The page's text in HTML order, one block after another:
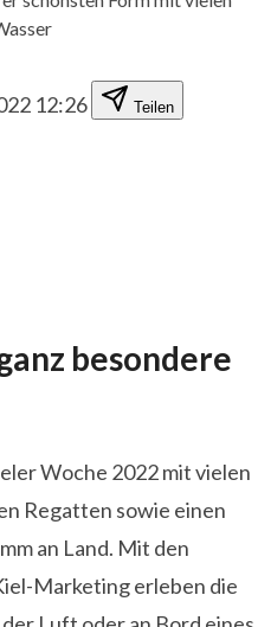
12:26 Teilen
besondere
Woche 2022 mit vielen
Regatten sowie einen
an Land. Mit den
Marketing erleben die